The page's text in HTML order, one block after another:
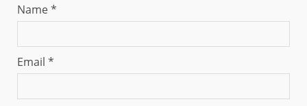
Name*
Email *